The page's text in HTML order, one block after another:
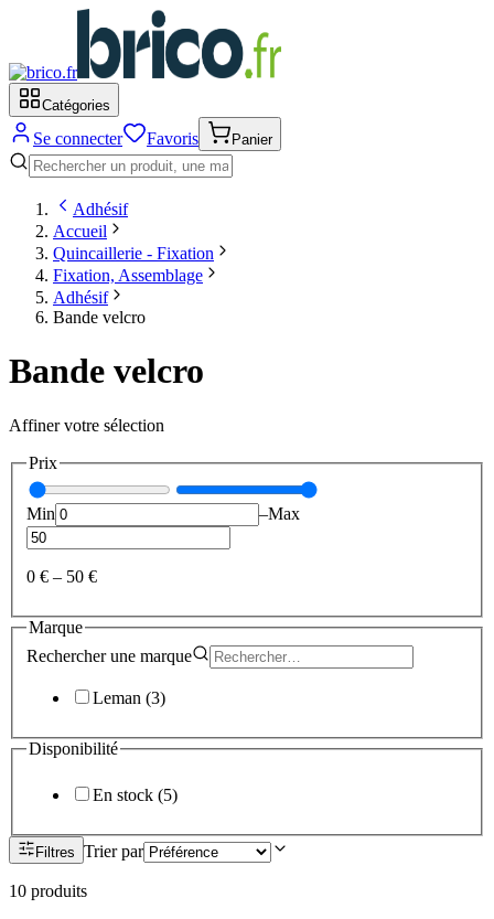
Catégories
Se connecter Favoris Panier
Adhésif
Accueil
Quincaillerie - Fixation
Fixation, Assemblage
Adhésif
Bande velcro
Bande velcro
Affiner votre sélection
Prix
Min –Max
0 € – 50 €
Marque
Rechercher une marque
Leman (3)
Disponibilité
En stock (5)
Filtres Trier par
10 produits